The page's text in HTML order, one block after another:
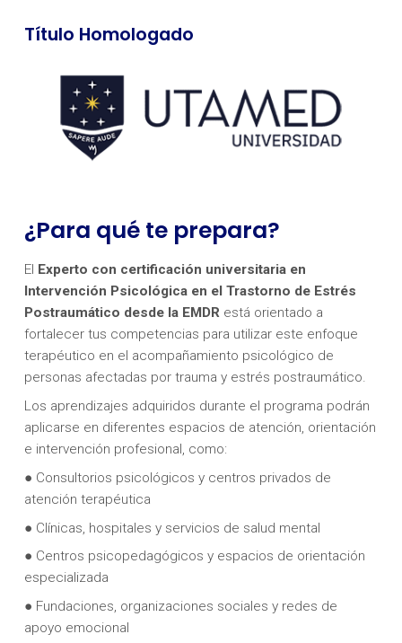
Título Homologado
¿Para qué te prepara?
El Experto con certificación universitaria en
Intervención Psicológica en el Trastorno de Estrés
Postraumático desde la EMDR está orientado a
fortalecer tus competencias para utilizar este enfoque
terapéutico en el acompañamiento psicológico de
personas afectadas por trauma y estrés postraumático.
Los aprendizajes adquiridos durante el programa podrán
aplicarse en diferentes espacios de atención, orientación
e intervención profesional, como:
● Consultorios psicológicos y centros privados de
atención terapéutica
● Clínicas, hospitales y servicios de salud mental
● Centros psicopedagógicos y espacios de orientación
especializada
● Fundaciones, organizaciones sociales y redes de
apoyo emocional